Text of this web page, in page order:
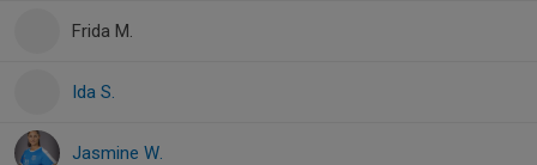
Frida M.
Ida S.
Jasmine W.